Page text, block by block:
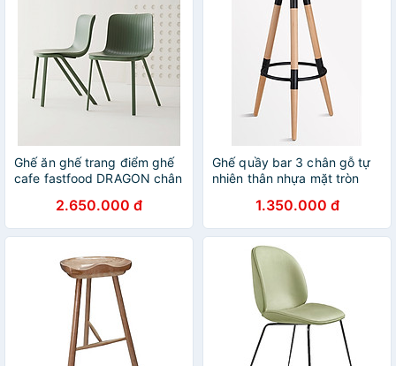
Ghế ăn ghế trang điểm ghế
cafe fastfood DRAGON chân
Dragon tiêu chuẩn Châu Âu
ở HCM
2.650.000 đ
Ghế quầy bar 3 chân gỗ tự
nhiên thân nhựa mặt tròn
hàng nhập khẩu cao cấp
hiện đại ở HCM
1.350.000 đ